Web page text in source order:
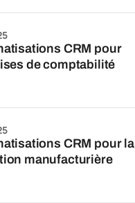
CRM pour
de comptabilité
CRM pour la
manufacturière